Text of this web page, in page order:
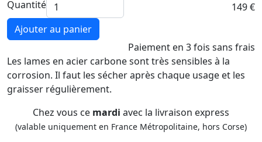
Quantité
149 €
Ajouter au panier
Paiement en 3 fois sans frais
Les lames en acier carbone sont très sensibles à la
corrosion. Il faut les sécher après chaque usage et les
graisser régulièrement.
Chez vous ce mardi avec la livraison express
(valable uniquement en France Métropolitaine, hors Corse)